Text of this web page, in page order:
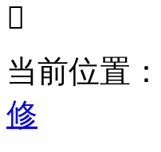

当前位置：
修